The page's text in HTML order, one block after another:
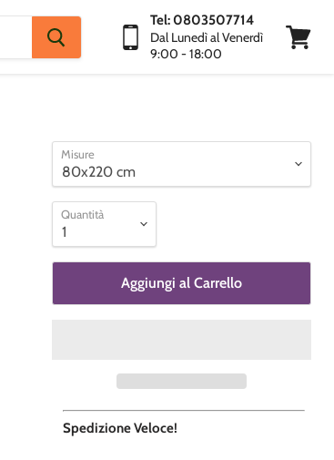
Tel: 0803507714
Dal Lunedì al Venerdì
9:00 - 18:00
Misure
Quantità
Aggiungi al Carrello
Spedizione Veloce!